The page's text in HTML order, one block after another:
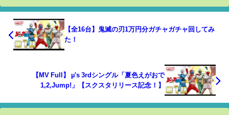
【全16台】鬼滅の刃1万円分ガチャガチャ回してみ
た！
【MV Full】 µ's 3rdシングル「夏色えがおで
1,2,Jump!」【スクスタリリース記念！】